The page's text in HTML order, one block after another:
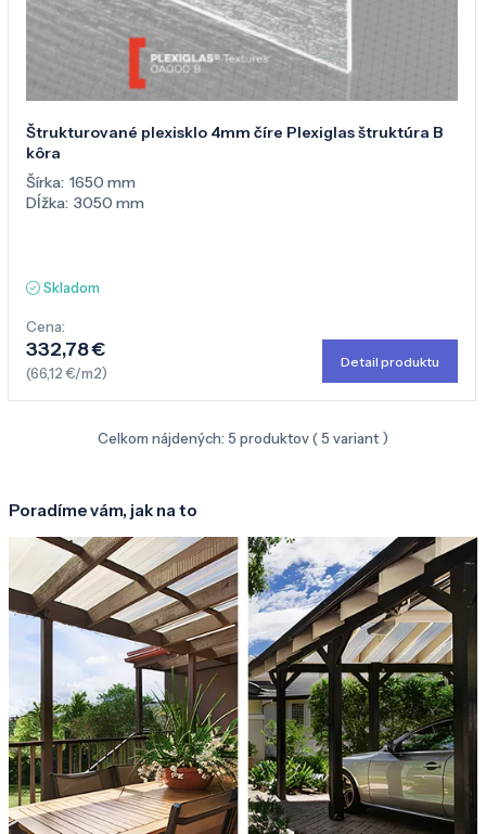
Štrukturované plexisklo 4mm číre Plexiglas štruktúra B
kôra
Šírka: 1650 mm
Dĺžka: 3050 mm
Skladom
Cena:
332,78 €
(66,12 €/m2)
Detail produktu
Celkom nájdených: 5 produktov (5 variant )
Poradíme vám, jak na to